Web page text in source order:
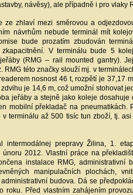
návěsy), ale případně i pro vlaky
ze zhlaví mezi směrovou a
návrhům nebude terminál mít
bude prozatím zbudován
zkapacitnění. V terminálu bude 5
(RMG – rail mounted gantry).
RMG této značky slouží mj. v
nosnost 46 t, rozpětí je 37,17
je 14,6 m, což umožní stohovat
jeřáby a stejně jako koleje dosahuje
mobilní překladač na pneumatikách.
terminálu až 500 tisíc tun zboží, tj.
intermodálnej prepravy Žilina, 1.
únoru 2012. Vlastní práce na
instalace RMG, administrativní
manipulačních plochách,
budova. Dá se
roku. Před vlastním zahájením